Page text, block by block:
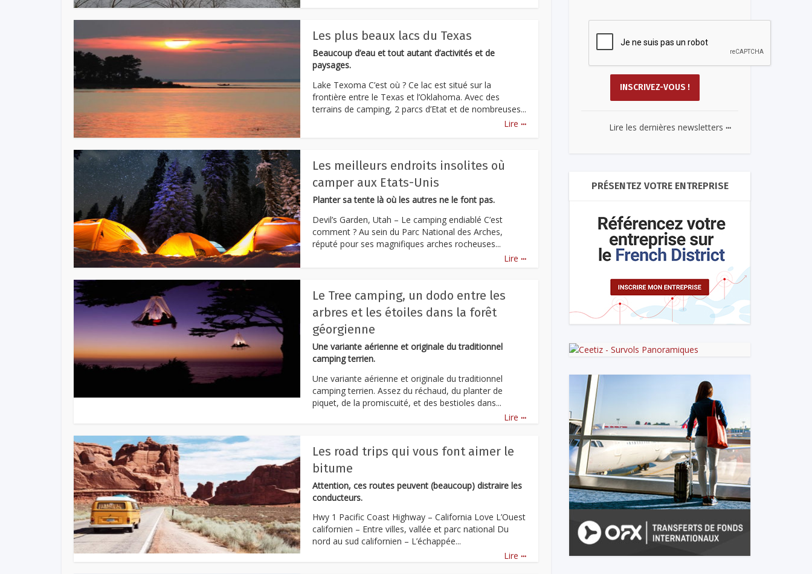
Les plus beaux lacs du Texas
Beaucoup d’eau et tout autant d’activités et de
paysages.
Lake Texoma C’est où ? Ce lac est situé sur la
frontière entre le Texas et l’Oklahoma. Avec des
terrains de camping, 2 parcs d’Etat et de nombreuses...
Lire ...
Les meilleurs endroits insolites où
camper aux Etats-Unis
Planter sa tente là où les autres ne le font pas.
Devil’s Garden, Utah – Le camping endiablé C’est
comment ? Au sein du Parc National des Arches,
réputé pour ses magnifiques arches rocheuses...
Lire ...
Le Tree camping, un dodo entre les
arbres et les étoiles dans la forêt
géorgienne
Une variante aérienne et originale du traditionnel
camping terrien.
Une variante aérienne et originale du traditionnel
camping terrien. Assez du réchaud, du planter de
piquet, de la promiscuité, et des bestioles dans...
Lire ...
Les road trips qui vous font aimer le
bitume
Attention, ces routes peuvent (beaucoup) distraire les
conducteurs.
Hwy 1 Pacific Coast Highway – California Love L’Ouest
californien – Entre villes, vallée et parc national Du
nord au sud californien – L’échappée...
Lire ...
Lire les dernières newsletters ...
PRÉSENTEZ VOTRE ENTREPRISE